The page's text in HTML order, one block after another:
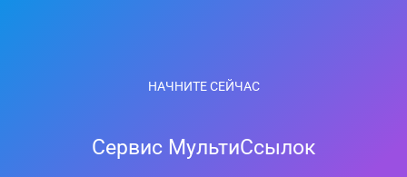
НАЧНИТЕ СЕЙЧАС
Сервис МультиСсылок